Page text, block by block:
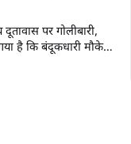
पर गोलीबारी,
है कि बंदूकधारी मौके